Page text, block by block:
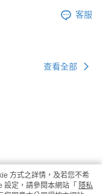
客服
查看全部
方式之詳情，及若您不希
設定，請參閱本網站「 隱私